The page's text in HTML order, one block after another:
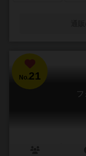
No.21